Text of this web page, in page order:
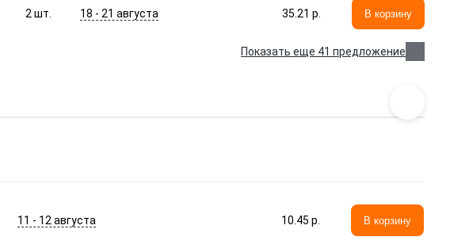
2шт. 18 - 21 августа 35.21 p. В корзину
Показать еще 41 предложение
11 - 12 августа 10.45 p. В корзину